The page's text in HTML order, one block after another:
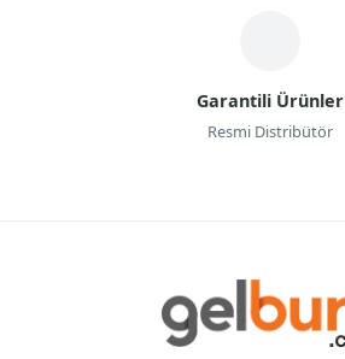
Garantili Ürünler
Resmi Distribütör